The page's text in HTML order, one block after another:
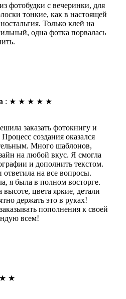
фотобудки с вечеринки, для
тонкие, как в настоящей
Только клей на
одна фотка порвалась
: ★ ★ ★ ★ ★
заказать фотокнигу и
создания оказался
Много шаблонов,
на любой вкус. Я смогла
и дополнить текстом.
на все вопросы.
я была в полном восторге.
высоте, цвета яркие, детали
держать это в руках!
пополнения к своей
всем!
★ ★